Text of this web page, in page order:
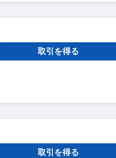
取引を得る
取引を得る